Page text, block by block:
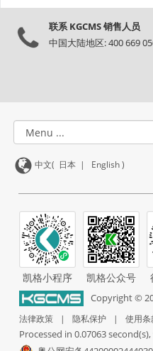
联系 KGCMS 销售人员
中国大陆地区: 400 669
中文( 日本| English)
凯格小程序 凯格公众号
Copyright ©
法律政策 | 隐私保护 | 使用条
Processed in 0.07063